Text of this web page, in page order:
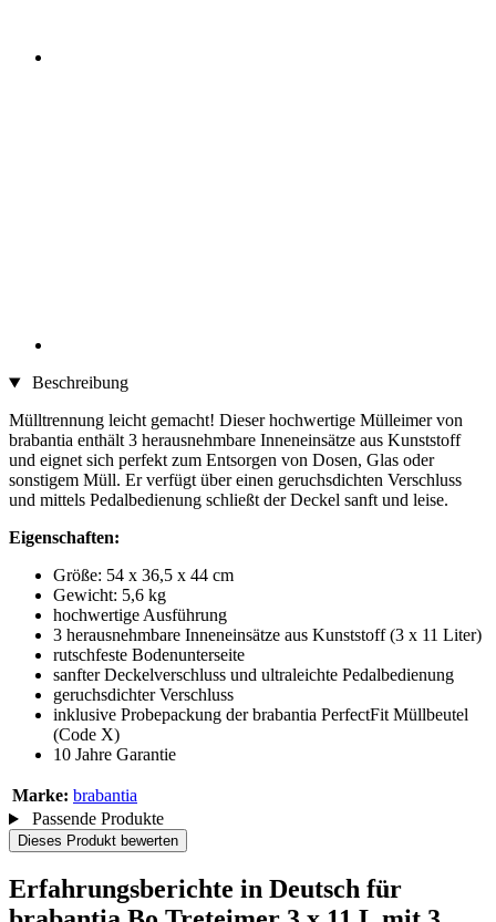
Beschreibung
Mülltrennung leicht gemacht! Dieser hochwertige Mülleimer von
brabantia enthält 3 herausnehmbare Inneneinsätze aus Kunststoff
und eignet sich perfekt zum Entsorgen von Dosen, Glas oder
sonstigem Müll. Er verfügt über einen geruchsdichten Verschluss
und mittels Pedalbedienung schließt der Deckel sanft und leise.
Eigenschaften:
Größe: 54 x 36,5 x 44 cm
Gewicht: 5,6 kg
hochwertige Ausführung
3 herausnehmbare Inneneinsätze aus Kunststoff (3 x 11 Liter)
rutschfeste Bodenunterseite
sanfter Deckelverschluss und ultraleichte Pedalbedienung
geruchsdichter Verschluss
inklusive Probepackung der brabantia PerfectFit Müllbeutel
(Code X)
10 Jahre Garantie
Marke: brabantia
Passende Produkte
Dieses Produkt bewerten
Erfahrungsberichte in Deutsch für